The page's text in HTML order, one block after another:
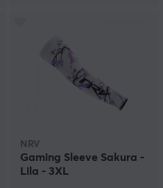
NRV
Gaming Sleeve Sakura -
Lila - 3XL